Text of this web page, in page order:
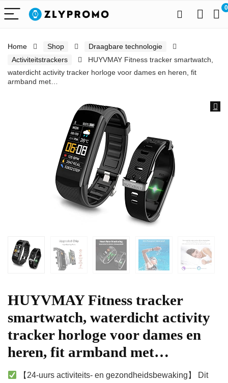
0
Home Shop
Draagbare technologie
Activiteitstrackers
HUYVMAY Fitness tracker smartwatch,
waterdicht activity tracker horloge voor dames en heren, fit
armband met…
HUYVMAY Fitness tracker
smartwatch, waterdicht activity
tracker horloge voor dames en
heren, fit armband met…
【24-uurs activiteits- en gezondheidsbewaking】 Dit